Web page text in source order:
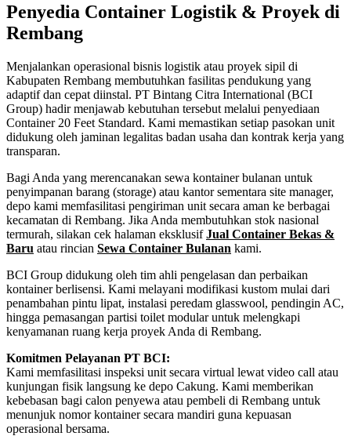
Penyedia Container Logistik & Proyek di
Rembang
Menjalankan operasional bisnis logistik atau proyek sipil di
Kabupaten Rembang membutuhkan fasilitas pendukung yang
adaptif dan cepat diinstal. PT Bintang Citra International (BCI
Group) hadir menjawab kebutuhan tersebut melalui penyediaan
Container 20 Feet Standard. Kami memastikan setiap pasokan unit
didukung oleh jaminan legalitas badan usaha dan kontrak kerja yang
transparan.
Bagi Anda yang merencanakan sewa kontainer bulanan untuk
penyimpanan barang (storage) atau kantor sementara site manager,
depo kami memfasilitasi pengiriman unit secara aman ke berbagai
kecamatan di Rembang. Jika Anda membutuhkan stok nasional
termurah, silakan cek halaman eksklusifJual Container Bekas &
Baru atau rincian Sewa Container Bulanan kami.
BCI Group didukung oleh tim ahli pengelasan dan perbaikan
kontainer berlisensi. Kami melayani modifikasi kustom mulai dari
penambahan pintu lipat, instalasi peredam glasswool, pendingin AC,
hingga pemasangan partisi toilet modular untuk melengkapi
kenyamanan ruang kerja proyek Anda di Rembang.
Komitmen Pelayanan PT BCI:
Kami memfasilitasi inspeksi unit secara virtual lewat video call atau
kunjungan fisik langsung ke depo Cakung. Kami memberikan
kebebasan bagi calon penyewa atau pembeli di Rembang untuk
menunjuk nomor kontainer secara mandiri guna kepuasan
operasional bersama.